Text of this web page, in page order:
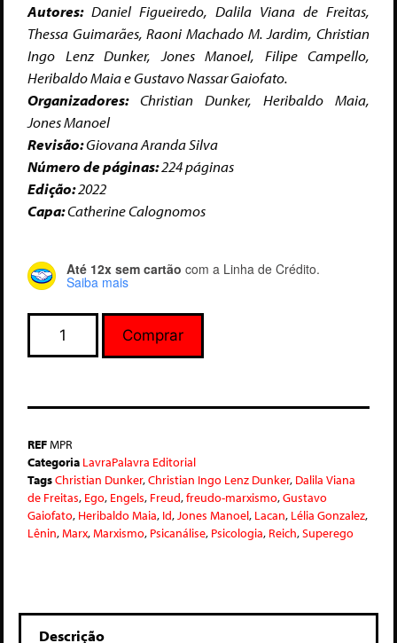
Autores:Daniel Figueiredo, Dalila Viana de Freitas,
Thessa Guimarães, Raoni Machado M. Jardim, Christian
Ingo Lenz Dunker, Jones Manoel, Filipe Campello,
Heribaldo Maia e Gustavo Nassar Gaiofato.
Organizadores: Christian Dunker, Heribaldo Maia,
Jones Manoel
Revisão:Giovana Aranda Silva
Número de páginas:224 páginas
Edição:2022
Capa:Catherine Calognomos
Até 12x sem cartão com a Linha de Crédito.
Saiba mais
Comprar
REFMPR
Categoria LavraPalavra Editorial
TagsChristian Dunker,Christian Ingo Lenz Dunker, Dalila Viana
de Freitas, Ego, Engels, Freud,freudo-marxismo,Gustavo
Gaiofato, Heribaldo Maia, Id,Jones Manoel, Lacan, Lélia Gonzalez,
Lênin,Marx,Marxismo, Psicanálise, Psicologia, Reich,Superego
Descrição